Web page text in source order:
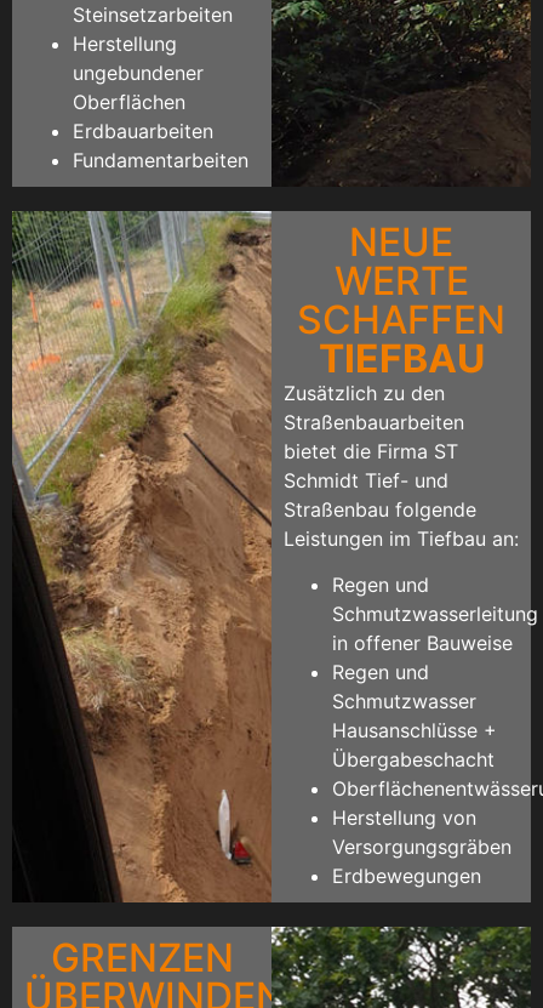
Steinsetzarbeiten
Herstellung
ungebundener
Oberflächen
Erdbauarbeiten
Fundamentarbeiten
NEUE
WERTE
SCHAFFEN
TIEFBAU
Zusätzlich zu den
Straßenbauarbeiten
bietet die Firma ST
Schmidt Tief- und
Straßenbau folgende
Leistungen im Tiefbau an:
Regen und
Schmutzwasserleitung
in offener Bauweise
Regen und
Schmutzwasser
Hausanschlüsse +
Übergabeschacht
Herstellung von
Versorgungsgräben
Erdbewegungen
GRENZEN
ÜBERWINDEN